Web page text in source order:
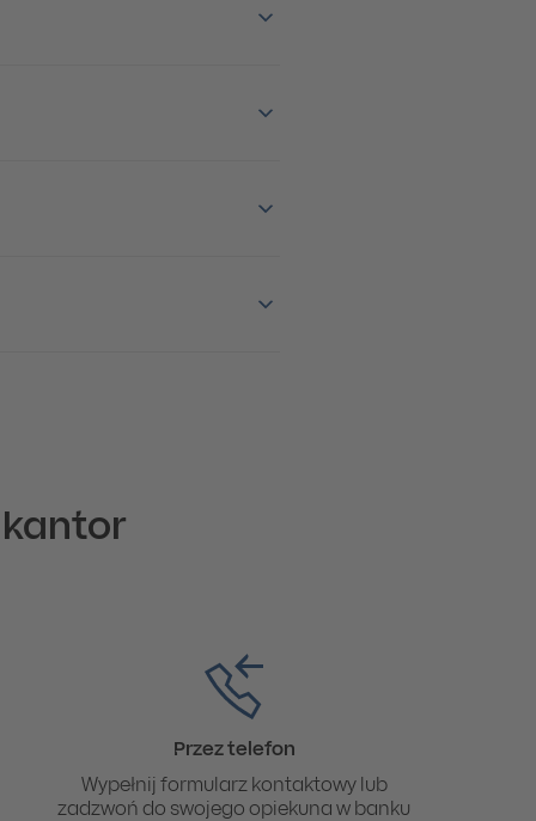
kantor
Przez telefon
Wypełnij formularz kontaktowy lub
zadzwoń do swojego opiekuna w banku